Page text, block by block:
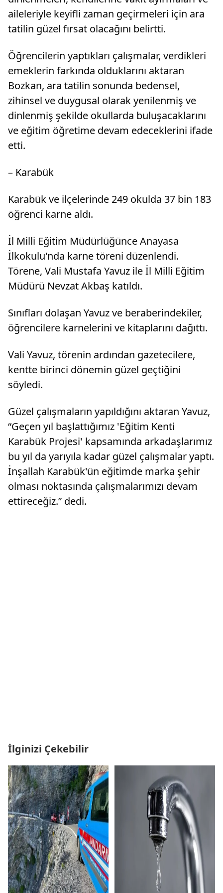
aileleriyle keyifli zaman geçirmeleri için ara
tatilin güzel fırsat olacağını belirtti.
Öğrencilerin yaptıkları çalışmalar, verdikleri
emeklerin farkında olduklarını aktaran
Bozkan, ara tatilin sonunda bedensel,
zihinsel ve duygusal olarak yenilenmiş ve
dinlenmiş şekilde okullarda buluşacaklarını
ve eğitim öğretime devam edeceklerini ifade
etti.
– Karabük
Karabük ve ilçelerinde 249 okulda 37 bin 183
öğrenci karne aldı.
İl Milli Eğitim Müdürlüğünce Anayasa
İlkokulu'nda karne töreni düzenlendi.
Törene, Vali Mustafa Yavuz ile İl Milli Eğitim
Müdürü Nevzat Akbaş katıldı.
Sınıfları dolaşan Yavuz ve beraberindekiler,
öğrencilere karnelerini ve kitaplarını dağıttı.
Vali Yavuz, törenin ardından gazetecilere,
kentte birinci dönemin güzel geçtiğini
söyledi.
Güzel çalışmaların yapıldığını aktaran Yavuz,
“Geçen yıl başlattığımız 'Eğitim Kenti
Karabük Projesi' kapsamında arkadaşlarımız
bu yıl da yarıyıla kadar güzel çalışmalar yaptı.
İnşallah Karabük'ün eğitimde marka şehir
olması noktasında çalışmalarımızı devam
ettireceğiz.” dedi.
İlginizi Çekebilir